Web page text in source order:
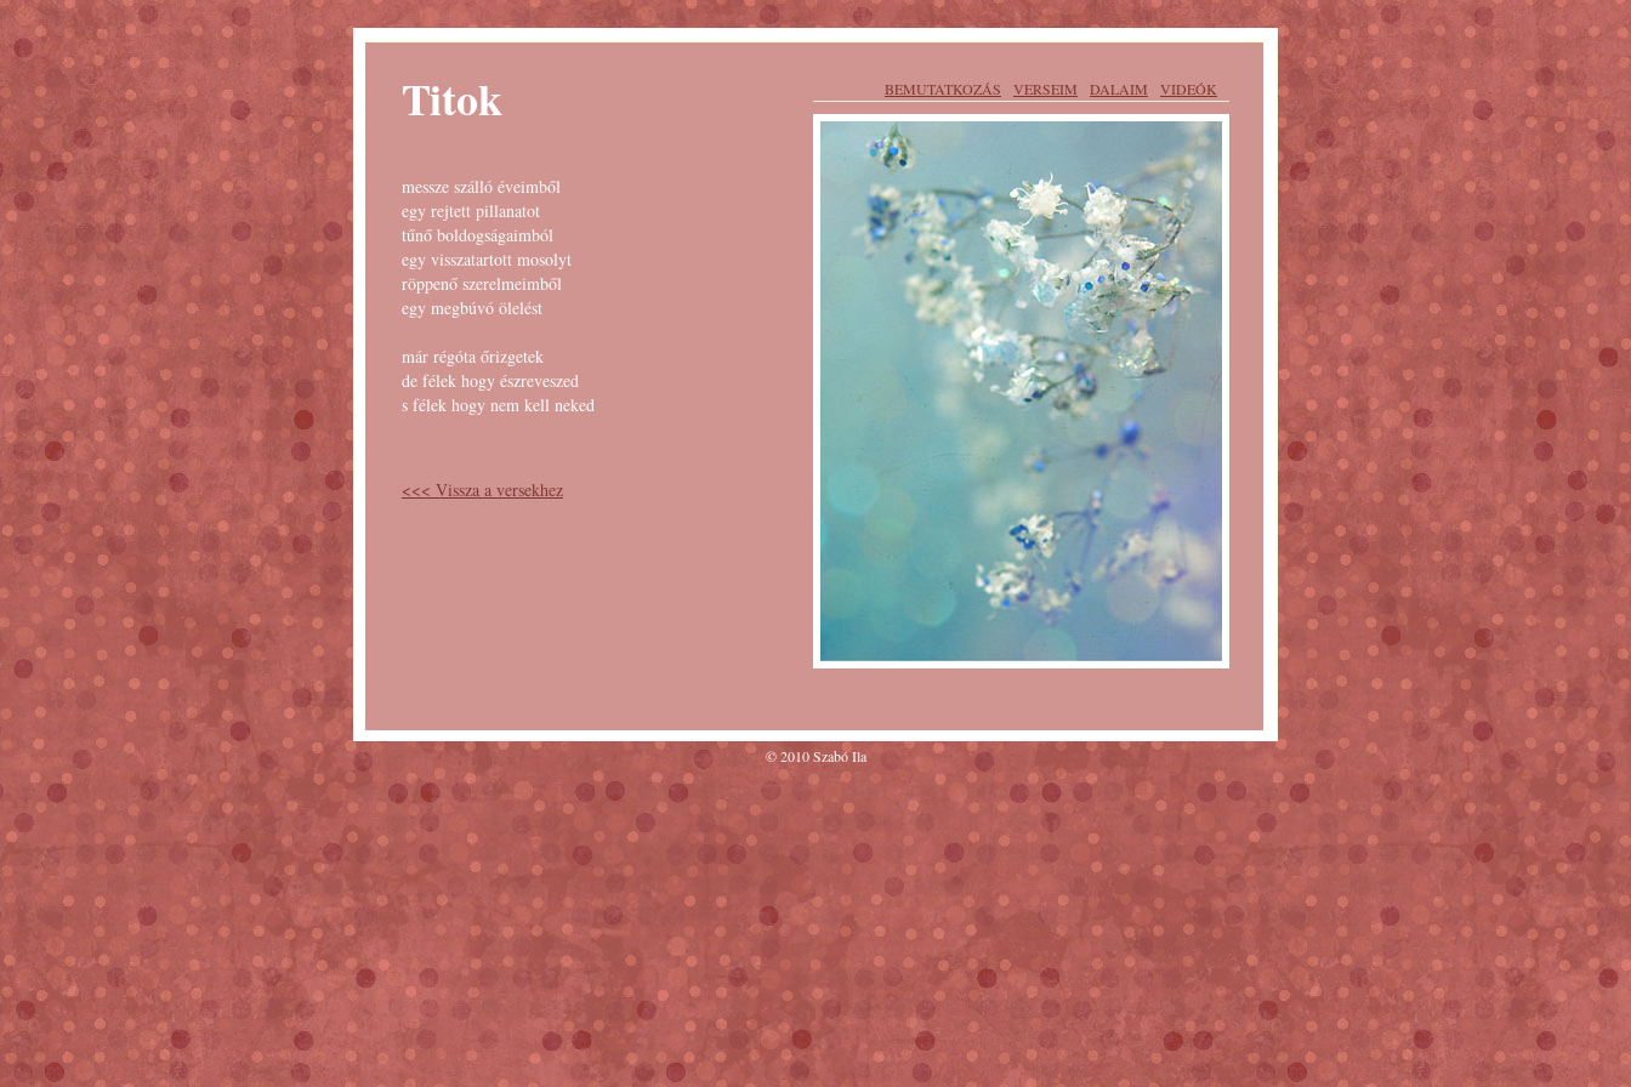
Titok
messze szálló éveimből
egy rejtett pillanatot
tűnő boldogságaimból
egy visszatartott mosolyt
röppenő szerelmeimből
egy megbúvó ölelést
már régóta őrizgetek
de félek hogy észreveszed
s félek hogy nem kell neked
<<< Vissza a versekhez
VIDEÓK
DALAIM
VERSEIM
BEMUTATKOZÁS
© 2010 Szabó Ila